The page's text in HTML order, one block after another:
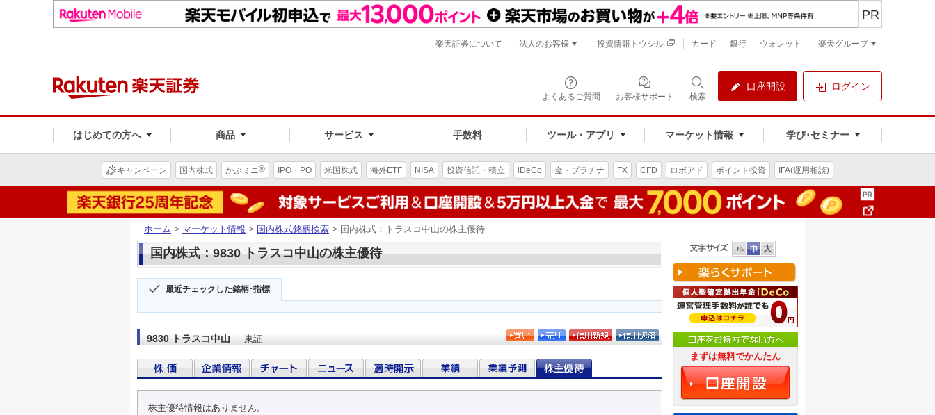
よくあるご質問 お客様サポート 検索
口座開設 ログイン
はじめての方へ 商品 サービス 手数料 ツール・アプリ マーケット情報 学び･セミナー
PR
楽天証券について 法人のお客様 投資情報トウシル カード 銀行 ウォレット 楽天グループ
キャンペーン 国内株式 かぶミニ® IPO・PO 米国株式 海外ETF NISA 投資信託・積立 iDeCo 金・プラチナ FX CFD ロボアド ポイント投資 IFA(運用相談)
ホーム > マーケット情報 > 国内株式銘柄検索 > 国内株式：トラスコ中山の株主優待
国内株式：9830 トラスコ中山の株主優待
最近チェックした銘柄･指標
9830 トラスコ中山 東証
株主優待情報はありません。
まずは無料でかんたん